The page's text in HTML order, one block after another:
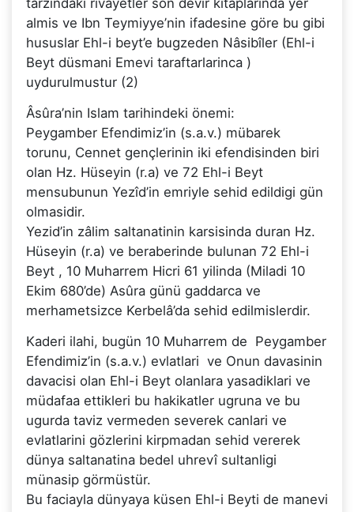
almis ve Ibn Teymiyye’nin ifadesine göre bu gibi
hususlar Ehl-i beyt’e bugzeden Nâsibîler (Ehl-i
Beyt düsmani Emevi taraftarlarinca )
uydurulmustur (2)
Âsûra’nin Islam tarihindeki önemi:
Peygamber Efendimiz’in (s.a.v.) mübarek
torunu, Cennet gençlerinin iki efendisinden biri
olan Hz. Hüseyin (r.a) ve 72 Ehl-i Beyt
mensubunun Yezîd’in emriyle sehid edildigi gün
olmasidir.
Yezid’in zâlim saltanatinin karsisinda duran Hz.
Hüseyin (r.a) ve beraberinde bulunan 72 Ehl-i
Beyt , 10 Muharrem Hicri 61 yilinda (Miladi 10
Ekim 680’de) Asûra günü gaddarca ve
merhametsizce Kerbelâ’da sehid edilmislerdir.
Kaderi ilahi, bugün 10 Muharrem de Peygamber
Efendimiz’in (s.a.v.) evlatlari ve Onun davasinin
davacisi olan Ehl-i Beyt olanlara yasadiklari ve
müdafaa ettikleri bu hakikatler ugruna ve bu
ugurda taviz vermeden severek canlari ve
evlatlarini gözlerini kirpmadan sehid vererek
dünya saltanatina bedel uhrevî sultanligi
münasip görmüstür.
Bu faciayla dünyaya küsen Ehl-i Beyti de manevi